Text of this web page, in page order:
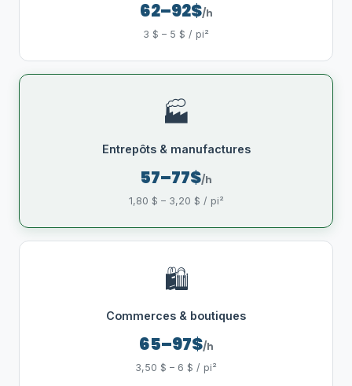
62–92$/h
3 $ – 5 $ / pi²
🏭
Entrepôts & manufactures
57–77$/h
1,80 $ – 3,20 $ / pi²
🛍️
Commerces & boutiques
65–97$/h
3,50 $ – 6 $ / pi²